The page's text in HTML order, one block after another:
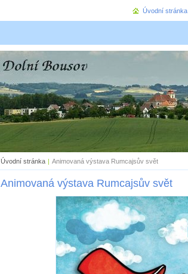
Úvodní stránka | Animovaná výstava Rumcajsův svět
Animovaná výstava Rumcajsův svět
Úvodní stránka